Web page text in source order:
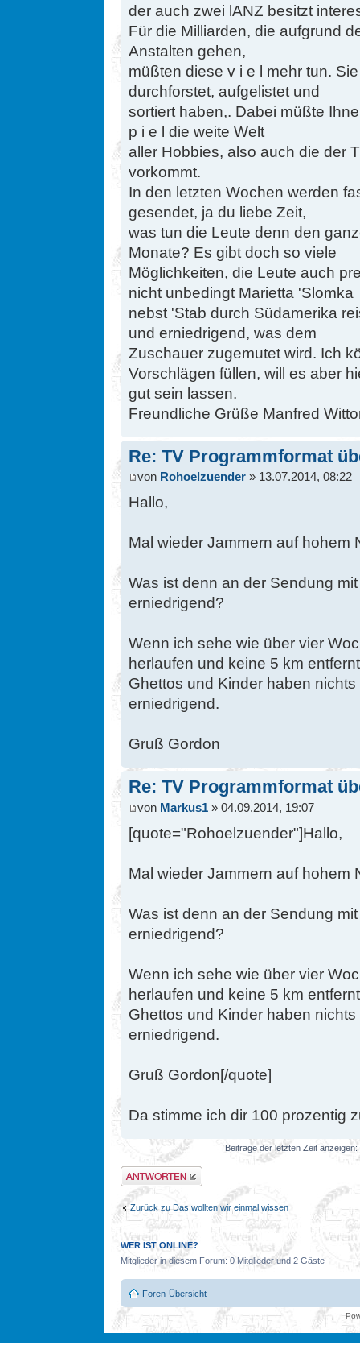
der auch zwei lANZ besitzt
Für die Milliarden, die aufgrund
Anstalten gehen,
müßten diese v i e l mehr tun.
durchforstet, aufgelistet und
sortiert haben,. Dabei müßte
p i e l die weite Welt
aller Hobbies, also auch die der
vorkommt.
In den letzten Wochen werden
gesendet, ja du liebe Zeit,
was tun die Leute denn den
Monate? Es gibt doch so viele
Möglichkeiten, die Leute auch
nicht unbedingt Marietta 'Slomka
nebst 'Stab durch Südamerika
und erniedrigend, was dem
Zuschauer zugemutet wird. Ich
Vorschlägen füllen, will es aber
gut sein lassen.
Freundliche Grüße Manfred
Re: TV Programmformat
von Rohoelzuender » 13.07.2014, 08:22
Hallo,
Mal wieder Jammern auf hohem
Was ist denn an der Sendung
erniedrigend?
Wenn ich sehe wie über vier
herlaufen und keine 5 km
Ghettos und Kinder haben
erniedrigend.
Gruß Gordon
Re: TV Programmformat
von Markus1 » 04.09.2014, 19:07
[quote="Rohoelzuender"]Hallo,
Mal wieder Jammern auf hohem
Was ist denn an der Sendung
erniedrigend?
Wenn ich sehe wie über vier
herlaufen und keine 5 km
Ghettos und Kinder haben
erniedrigend.
Gruß Gordon[/quote]
Da stimme ich dir 100 prozentig
Beiträge der letzten Zeit anzeigen:
Antwort erstellen
Zurück zu Das wollten wir einmal wissen
WER IST ONLINE?
Mitglieder in diesem Forum: 0 Mitglieder und 2 Gäste
Foren-Übersicht